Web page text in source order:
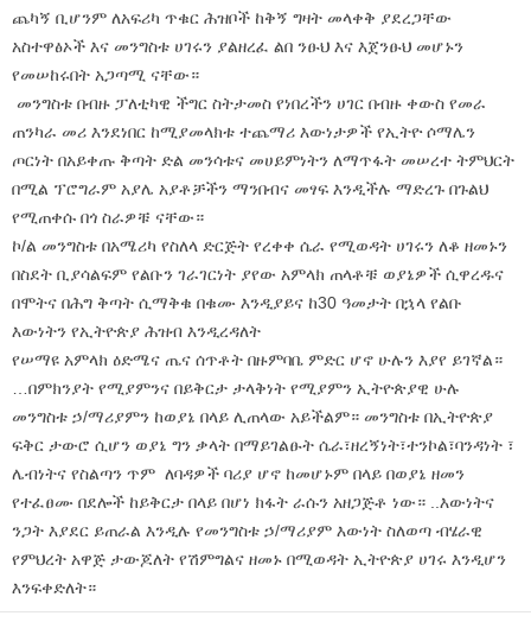
ጨካኝ ቢሆንም ለአፍሪካ ጥቁር ሕዝቦች ከቅኝ ግዛት መላቀቅ ያደረጋቸው
አስተዋፅኦች እና መንግስቱ ሀገሩን ያልዘረፈ ልበ ንፁህ እና እጀንፁህ መሆኑን
የመሠከሩበት አጋጣሚ ናቸው።
መንግስቱ በብዙ ፓለቲካዊ ችግር ስትታመስ የነበረችን ሀገር በብዙ ቀውስ የመራ
ጠንካራ መሪ እንደነበር ከሚያመላክቱ ተጨማሪ እውነታዎች የኢትዮ ሶማሌን
ጦርነት በአይቀጡ ቅጣት ድል መንሳቱና መሀይምነትን ለማጥፋት መሠረተ ትምህርት
በሚል ፕሮግራም አያሌ አያቶቻችን ማንበብና መፃፍ እንዲችሉ ማድረጉ በጉልህ
የሚጠቀሱ በጎ ስራዎቹ ናቸው።
ኮ/ል መንግስቱ በአሜሪካ የስለላ ድርጅት የረቀቀ ሴራ የሚወዳት ሀገሩን ለቆ ዘመኑን
በስደት ቢያሳልፍም የልቡን ገራገርነት ያየው አምላክ ጠላቶቹ ወያኔዎች ሲዋረዱና
በሞትና በሕግ ቅጣት ሲማቅቁ በቁሙ እንዲያይና ከ30 ዓመታት በኋላ የልቡ
እውነትን የኢትዮጵያ ሕዝብ እንዲረዳለት
የሠማዩ አምላክ ዕድሜና ጤና ሰጥቶት በዙምባቤ ምድር ሆኖ ሁሉን እያየ ይገኛል።
…በምክንያት የሚያምንና በይቅርታ ታላቅነት የሚያምን ኢትዮጵያዊ ሁሉ
መንግስቱ ኃ/ማሪያምን ከወያኔ በላይ ሊጠላው አይችልም። መንግስቱ በኢትዮጵያ
ፍቅር ታውሮ ሲሆን ወያኔ ግን ቃላት በማይገልፁት ሴራ፣ዘረኝነት፣ተንኮል፣ባንዳነት ፣
ሌብነትና የስልጣን ጥም ለባዳዎች ባሪያ ሆኖ ከመሆኑም በላይ በወያኔ ዘመን
የተፈፀሙ በደሎች ከይቅርታ በላይ በሆነ ክፋት ራሱን አዘጋጅቶ ነው። ..እውነትና
ንጋት እያደር ይጠራል እንዲሉ የመንግስቱ ኃ/ማሪያም እውነት ስለወጣ ብሄራዊ
የምህረት አዋጅ ታውጆለት የሽምግልና ዘመኑ በሚወዳት ኢትዮጵያ ሀገሩ እንዲሆን
እንፍቀድለት።